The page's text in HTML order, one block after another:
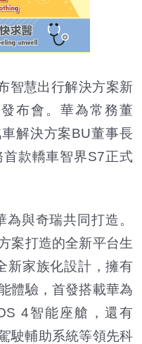
智慧出行解決方案新
布會。華為常務董
解決方案BU董事長
款轎車智界S7正式
與奇瑞共同打造。
案打造的全新平台生
新家族化設計，擁有
體驗，首發搭載華為
4智能座艙，還有
駛輔助系統等領先科